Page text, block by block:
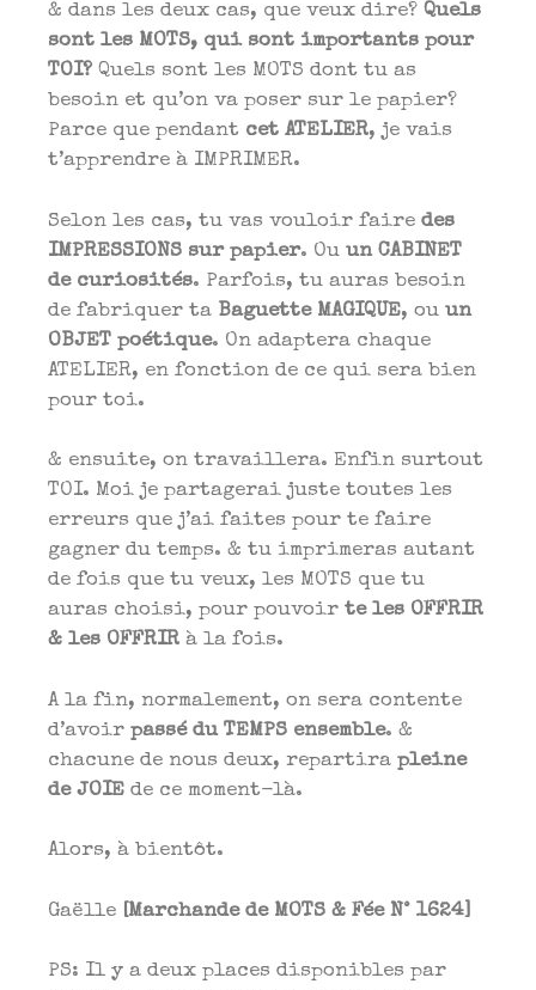
& dans les deux cas, que veux dire? Quels
sont les MOTS, qui sont importants pour
TOI? Quels sont les MOTS dont tu as
besoin et qu’on va poser sur le papier?
Parce que pendant cet ATELIER, je vais
t’apprendre à IMPRIMER.
Selon les cas, tu vas vouloir faire des
IMPRESSIONS sur papier. Ou un CABINET
de curiosités. Parfois, tu auras besoin
de fabriquer ta Baguette MAGIQUE, ou un
OBJET poétique. On adaptera chaque
ATELIER, en fonction de ce qui sera bien
pour toi.
& ensuite, on travaillera. Enfin surtout
TOI. Moi je partagerai juste toutes les
erreurs que j’ai faites pour te faire
gagner du temps. & tu imprimeras autant
de fois que tu veux, les MOTS que tu
auras choisi, pour pouvoir te les OFFRIR
& les OFFRIR à la fois.
A la fin, normalement, on sera contente
d’avoir passé du TEMPS ensemble. &
chacune de nous deux, repartira pleine
de JOIE de ce moment-là.
Alors, à bientôt.
Gaëlle [Marchande de MOTS & Fée N° 1624]
PS: Il y a deux places disponibles par